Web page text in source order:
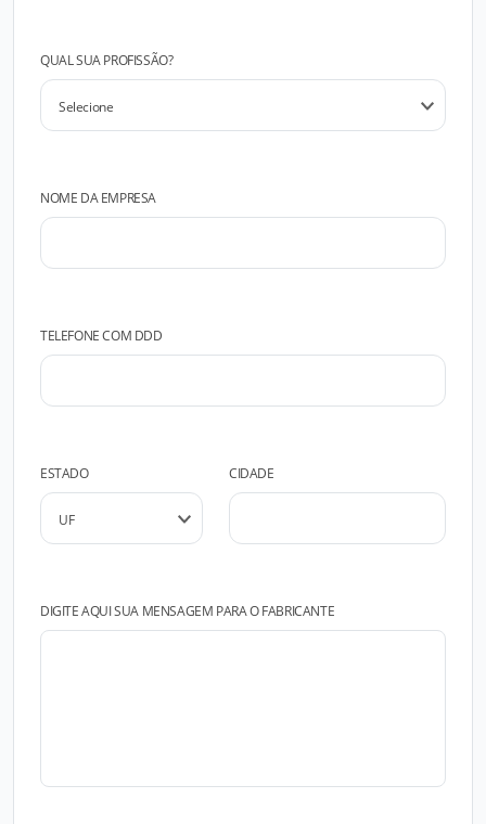
QUAL SUA PROFISSÃO?
NOME DA EMPRESA
TELEFONE COM DDD
ESTADO CIDADE
DIGITE AQUI SUA MENSAGEM PARA O FABRICANTE